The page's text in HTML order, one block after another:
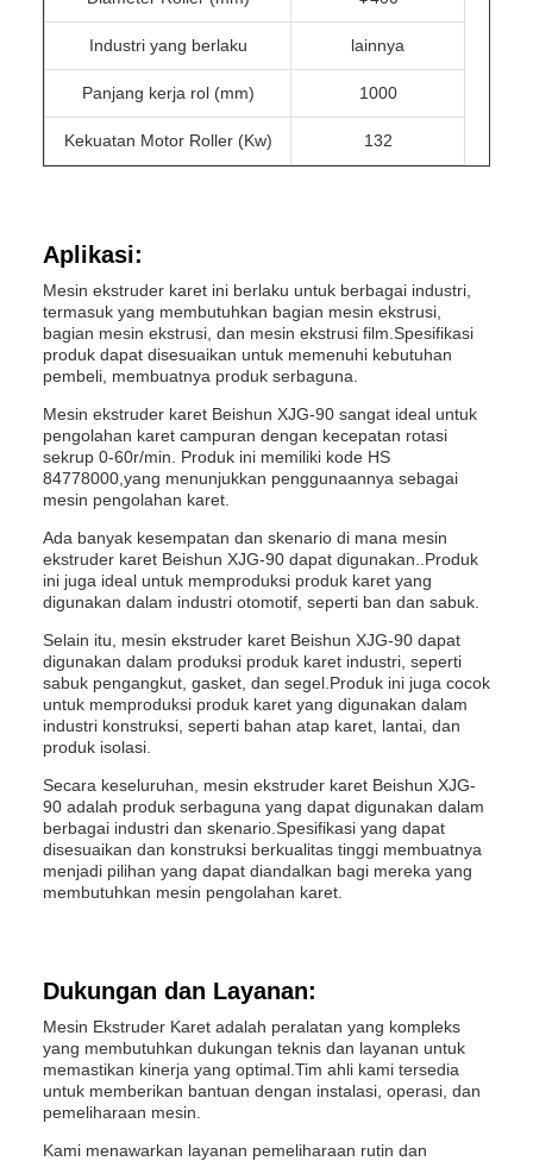
Industri yang berlaku lainnya
Panjang kerja rol (mm) 1000
Kekuatan Motor Roller (Kw) 132
Aplikasi:
Mesin ekstruder karet ini berlaku untuk berbagai industri,
termasuk yang membutuhkan bagian mesin ekstrusi,
bagian mesin ekstrusi, dan mesin ekstrusi film.Spesifikasi
produk dapat disesuaikan untuk memenuhi kebutuhan
pembeli, membuatnya produk serbaguna.
Mesin ekstruder karet Beishun XJG-90 sangat ideal untuk
pengolahan karet campuran dengan kecepatan rotasi
sekrup 0-60r/min. Produk ini memiliki kode HS
84778000,yang menunjukkan penggunaannya sebagai
mesin pengolahan karet.
Ada banyak kesempatan dan skenario di mana mesin
ekstruder karet Beishun XJG-90 dapat digunakan..Produk
ini juga ideal untuk memproduksi produk karet yang
digunakan dalam industri otomotif, seperti ban dan sabuk.
Selain itu, mesin ekstruder karet Beishun XJG-90 dapat
digunakan dalam produksi produk karet industri, seperti
sabuk pengangkut, gasket, dan segel.Produk ini juga cocok
untuk memproduksi produk karet yang digunakan dalam
industri konstruksi, seperti bahan atap karet, lantai, dan
produk isolasi.
Secara keseluruhan, mesin ekstruder karet Beishun XJG-
90 adalah produk serbaguna yang dapat digunakan dalam
berbagai industri dan skenario.Spesifikasi yang dapat
disesuaikan dan konstruksi berkualitas tinggi membuatnya
menjadi pilihan yang dapat diandalkan bagi mereka yang
membutuhkan mesin pengolahan karet.
Dukungan dan Layanan:
Mesin Ekstruder Karet adalah peralatan yang kompleks
yang membutuhkan dukungan teknis dan layanan untuk
memastikan kinerja yang optimal.Tim ahli kami tersedia
untuk memberikan bantuan dengan instalasi, operasi, dan
pemeliharaan mesin.
Kami menawarkan layanan pemeliharaan rutin dan